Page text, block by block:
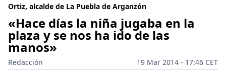
Ortiz, alcalde de La Puebla de Arganzón
«Hace días la niña jugaba en la
plaza y se nos ha ido de las
manos»
Redacción
19 Mar 2014 - 17:46 CET